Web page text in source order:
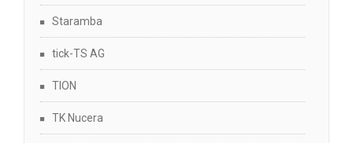
Staramba
tick-TS AG
TION
TK Nucera